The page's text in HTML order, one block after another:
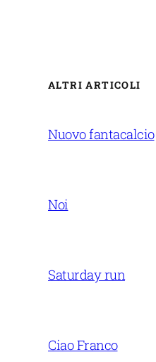
ALTRI ARTICOLI
Nuovo fantacalcio
Noi
Saturday run
Ciao Franco